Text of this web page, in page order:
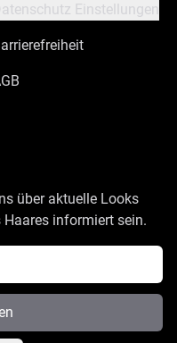
Einstellungen
über aktuelle Looks
Haares informiert sein.